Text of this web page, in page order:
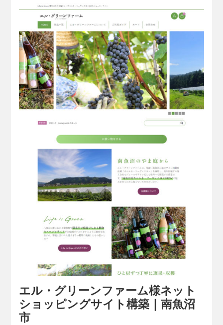
エル・グリーンファーム様ネット
ショッピングサイト構築｜南魚沼
市